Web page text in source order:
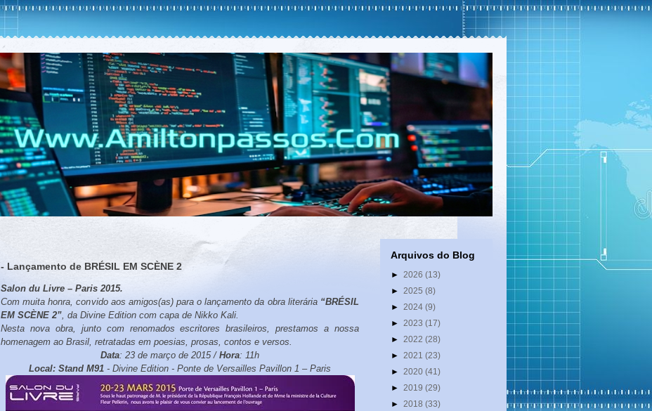
- Lançamento de BRÉSIL EM SCÈNE 2
Salon du Livre – Paris 2015.
Com muita honra, convido aos amigos(as) para o lançamento da obra literária “BRÉSIL
EM SCÈNE 2”, da Divine Edition com capa de Nikko Kali.
Nesta nova obra, junto com renomados escritores brasileiros, prestamos a nossa
homenagem ao Brasil, retratadas em poesias, prosas, contos e versos.
Data: 23 de março de 2015 / Hora: 11h
Local: Stand M91 - Divine Edition - Ponte de Versailles Pavillon 1 – Paris
Arquivos do Blog
► 2026 (13)
► 2025 (8)
► 2024 (9)
► 2023 (17)
► 2022 (28)
► 2021 (23)
► 2020 (41)
► 2019 (29)
► 2018 (33)